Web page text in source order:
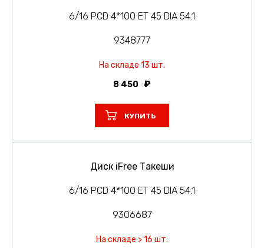
6/16 PCD 4*100 ET 45 DIA 54.1
9348777
На складе 13 шт.
8 450
КУПИТЬ
Диск iFree Такеши
6/16 PCD 4*100 ET 45 DIA 54.1
9306687
На складе > 16 шт.